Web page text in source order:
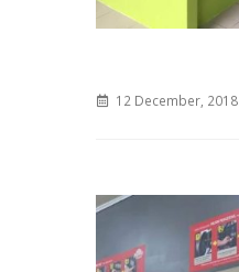
12 December, 2018